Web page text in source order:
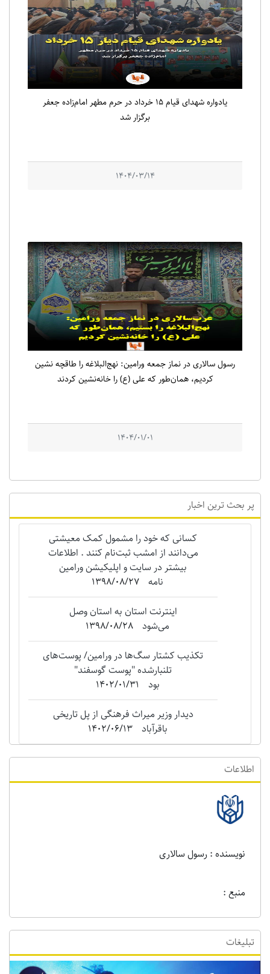
یادواره شهدای قیام ۱۵ خرداد در حرم مطهر امام‌زاده جعفر
برگزار شد
1404/03/14
رسول سالاری در نماز جمعه ورامین: نهج‌البلاغه را طاقچه نشین
کردیم، همان‌طور که علی (ع) را خانه‌نشین کردند
1404/01/01
پر بحث ترین اخبار
کسانی که خود را مشمول کمک معیشتی
می‌دانند از امشب ثبت‌نام کنند . اطلاعات
بیشتر در سایت و اپلیکیشن ورامین
نامه 1398/08/27
اینترنت استان به استان وصل
می‌شود
1398/08/28
تکذیب کشتار سگ‌ها در ورامین/ پوست‌های
تلنبارشده "‌پوست گوسفند"
بود
1402/01/31
دیدار وزیر میراث فرهنگی از پل تاریخی
باقرآباد
1402/06/13
اطلاعات
نویسنده : رسول سالاری
منبع :
تبلیغات